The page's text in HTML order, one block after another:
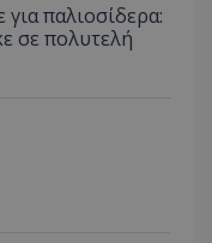
παλιοσίδερα:
σε πολυτελή